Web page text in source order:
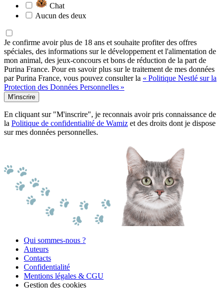
Chat
Aucun des deux
Je confirme avoir plus de 18 ans et souhaite profiter des offres
spéciales, des informations sur le développement et l'alimentation de
mon animal, des jeux-concours et bons de réduction de la part de
Purina France. Pour en savoir plus sur le traitement de mes données
par Purina France, vous pouvez consulter la « Politique Nestlé sur la
Protection des Données Personnelles »
M'inscrire
En cliquant sur "M'inscrire", je reconnais avoir pris connaissance de
la Politique de confidentialité de Wamiz et des droits dont je dispose
sur mes données personnelles.
Qui sommes-nous ?
Auteurs
Contacts
Confidentialité
Mentions légales & CGU
Gestion des cookies